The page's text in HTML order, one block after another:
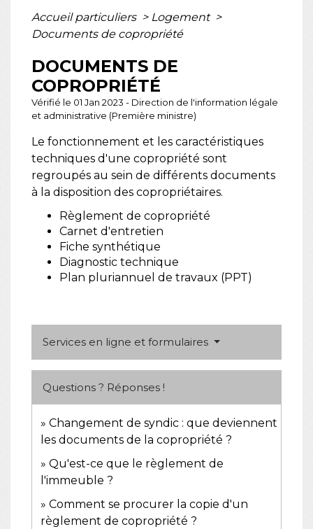
Accueil particuliers > Logement >
Documents de copropriété
DOCUMENTS DE
COPROPRIÉTÉ
Vérifié le 01 Jan 2023 - Direction de l'information légale
et administrative (Première ministre)
Le fonctionnement et les caractéristiques
techniques d'une copropriété sont
regroupés au sein de différents documents
à la disposition des copropriétaires.
Règlement de copropriété
Carnet d'entretien
Fiche synthétique
Diagnostic technique
Plan pluriannuel de travaux (PPT)
Services en ligne et formulaires
Questions ? Réponses !
Changement de syndic : que deviennent
les documents de la copropriété ?
Qu'est-ce que le règlement de
l'immeuble ?
Comment se procurer la copie d'un
règlement de copropriété ?